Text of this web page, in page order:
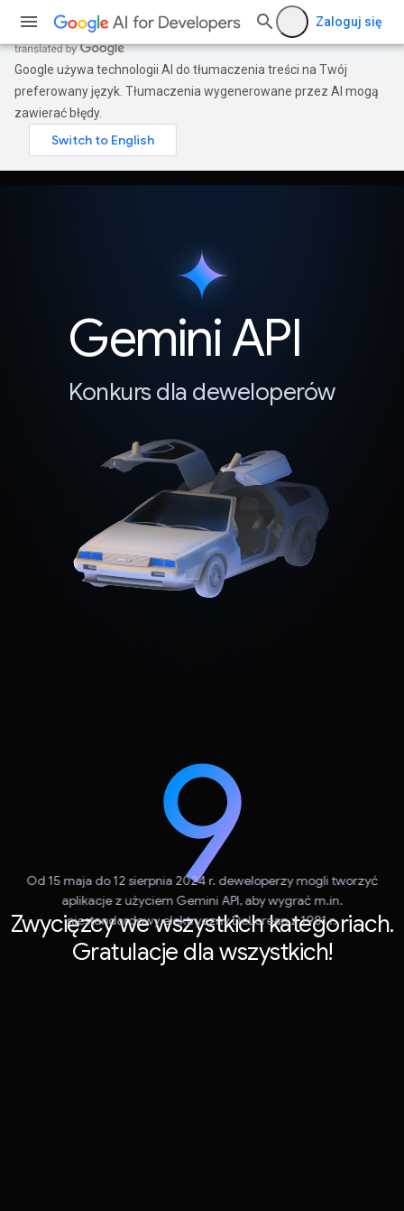
Zaloguj się
Google używa technologii AI do tłumaczenia treści na Twój
preferowany język. Tłumaczenia wygenerowane przez AI mogą
zawierać błędy.
Gemini API
Konkurs dla deweloperów
Zwycięzcy we wszystkich kategoriach.
Gratulacje dla wszystkich!
Od 15 maja do 12 sierpnia 2024 r. deweloperzy mogli tworzyć
aplikacje z użyciem Gemini API, aby wygrać m.in.
niestandardowy elektryczny DeLorean z 1981 r.